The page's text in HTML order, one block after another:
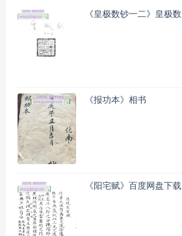
《皇极数钞一二》皇极数
《报功本》相书
《阳宅赋》百度网盘下载